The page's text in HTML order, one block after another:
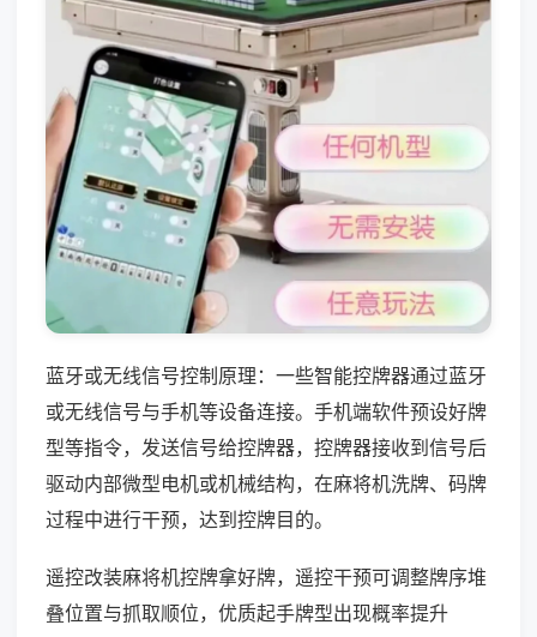
蓝牙或无线信号控制原理：一些智能控牌器通过蓝牙
或无线信号与手机等设备连接。手机端软件预设好牌
型等指令，发送信号给控牌器，控牌器接收到信号后
驱动内部微型电机或机械结构，在麻将机洗牌、码牌
过程中进行干预，达到控牌目的。
遥控改装麻将机控牌拿好牌，遥控干预可调整牌序堆
叠位置与抓取顺位，优质起手牌型出现概率提升